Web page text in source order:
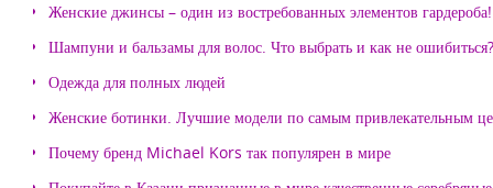
Женские джинсы – один из востребованных элементов гардероба!
Шампуни и бальзамы для волос. Что выбрать и как не ошибиться?
Одежда для полных людей
Женские ботинки. Лучшие модели по самым привлекательным
Почему бренд Michael Kors так популярен в мире